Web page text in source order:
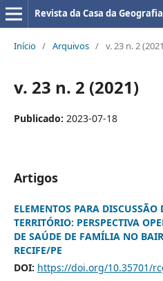
Revista da Casa da Geografia
Início / Arquivos / v. 23 n. 2
v. 23 n. 2 (2021)
Publicado: 2023-07-18
Artigos
ELEMENTOS PARA DISCUSSÃO
TERRITÓRIO: PERSPECTIVA
DE SAÚDE DE FAMÍLIA NO
RECIFE/PE
DOI: https://doi.org/10.35701/